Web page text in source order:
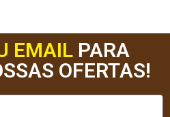
EMAILPARA
OFERTAS!